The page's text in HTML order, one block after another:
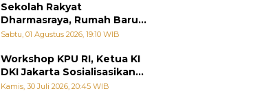
Jepang
Sekolah Rakyat
Dharmasraya, Rumah Baru
268 Anak Menggapai Mimpi
Kemiskinan
Sabtu, 01 Agustus 2026, 19:10 WIB
Workshop KPU RI, Ketua KI
DKI Jakarta Sosialisasikan
Hukum Acara Penyelesaian
Kamis, 30 Juli 2026, 20:45 WIB